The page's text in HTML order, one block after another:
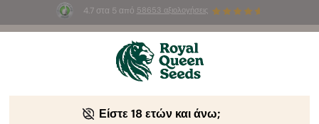
4.7 στα 5 από 58653 αξιολογήσεις
Summer Sales : Έως και -50%
προϊόντα! ⏤
Είστε 18 ετών και άνω;